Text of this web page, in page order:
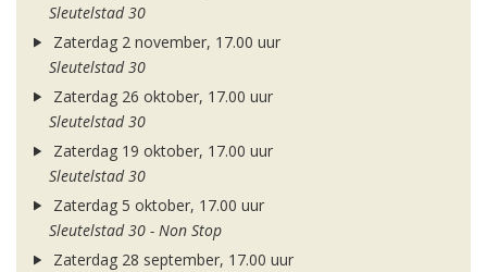
Sleutelstad 30
Zaterdag 2 november, 17.00 uur
Sleutelstad 30
Zaterdag 26 oktober, 17.00 uur
Sleutelstad 30
Zaterdag 19 oktober, 17.00 uur
Sleutelstad 30
Zaterdag 5 oktober, 17.00 uur
Sleutelstad 30 - Non Stop
Zaterdag 28 september, 17.00 uur